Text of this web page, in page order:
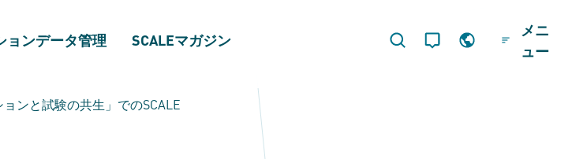
ョンデータ管理 SCALEマガジン
メニ
ュー
ンと試験の共生」でのSCALE